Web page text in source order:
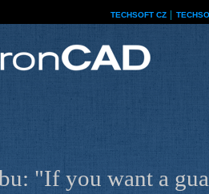
TECHSOFT CZ
"If you want a